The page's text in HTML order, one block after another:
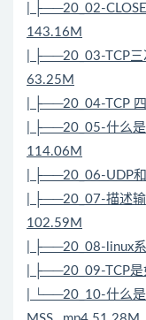
| ├──20_02-
143.16M
| ├──20_03-TCP
63.25M
| ├──20_04-TCP
| ├──20_05-什么
114.06M
| ├──20_06-UDP
| ├──20_07-描述
102.59M
| ├──20_08-linux
| ├──20_09-TCP
| └──20_10-什么